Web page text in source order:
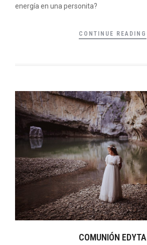
energía en una personita?
CONTINUE READING
COMUNIÓN EDYTA